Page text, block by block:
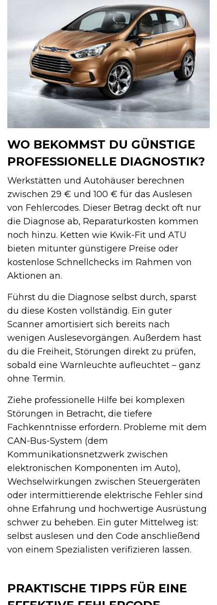
WO BEKOMMST DU GÜNSTIGE
PROFESSIONELLE DIAGNOSTIK?
Werkstätten und Autohäuser berechnen
zwischen 29 € und 100 € für das Auslesen
von Fehlercodes. Dieser Betrag deckt oft nur
die Diagnose ab, Reparaturkosten kommen
noch hinzu. Ketten wie Kwik-Fit und ATU
bieten mitunter günstigere Preise oder
kostenlose Schnellchecks im Rahmen von
Aktionen an.
Führst du die Diagnose selbst durch, sparst
du diese Kosten vollständig. Ein guter
Scanner amortisiert sich bereits nach
wenigen Auslesevorgängen. Außerdem hast
du die Freiheit, Störungen direkt zu prüfen,
sobald eine Warnleuchte aufleuchtet – ganz
ohne Termin.
Ziehe professionelle Hilfe bei komplexen
Störungen in Betracht, die tiefere
Fachkenntnisse erfordern. Probleme mit dem
CAN-Bus-System (dem
Kommunikationsnetzwerk zwischen
elektronischen Komponenten im Auto),
Wechselwirkungen zwischen Steuergeräten
oder intermittierende elektrische Fehler sind
ohne Erfahrung und hochwertige Ausrüstung
schwer zu beheben. Ein guter Mittelweg ist:
selbst auslesen und den Code anschließend
von einem Spezialisten verifizieren lassen.
PRAKTISCHE TIPPS FÜR EINE